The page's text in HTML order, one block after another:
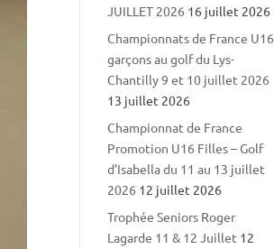
JUILLET 2026 16 juillet 2026
Championnats de France U16
garçons au golf du Lys-
Chantilly 9 et 10 juillet 2026
13 juillet 2026
Championnat de France
Promotion U16 Filles – Golf
d’Isabella du 11 au 13 juillet
2026 12 juillet 2026
Trophée Seniors Roger
Lagarde 11 & 12 Juillet 12